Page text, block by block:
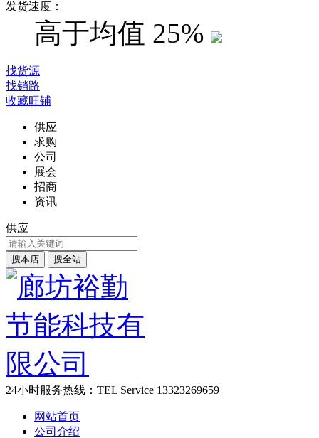
发货速度：
高于均值 25%
找货源
找销路
收藏旺铺
供应
求购
公司
展会
招商
资讯
供应
24小时服务热线： TEL Service 13323269659
网站首页
公司介绍